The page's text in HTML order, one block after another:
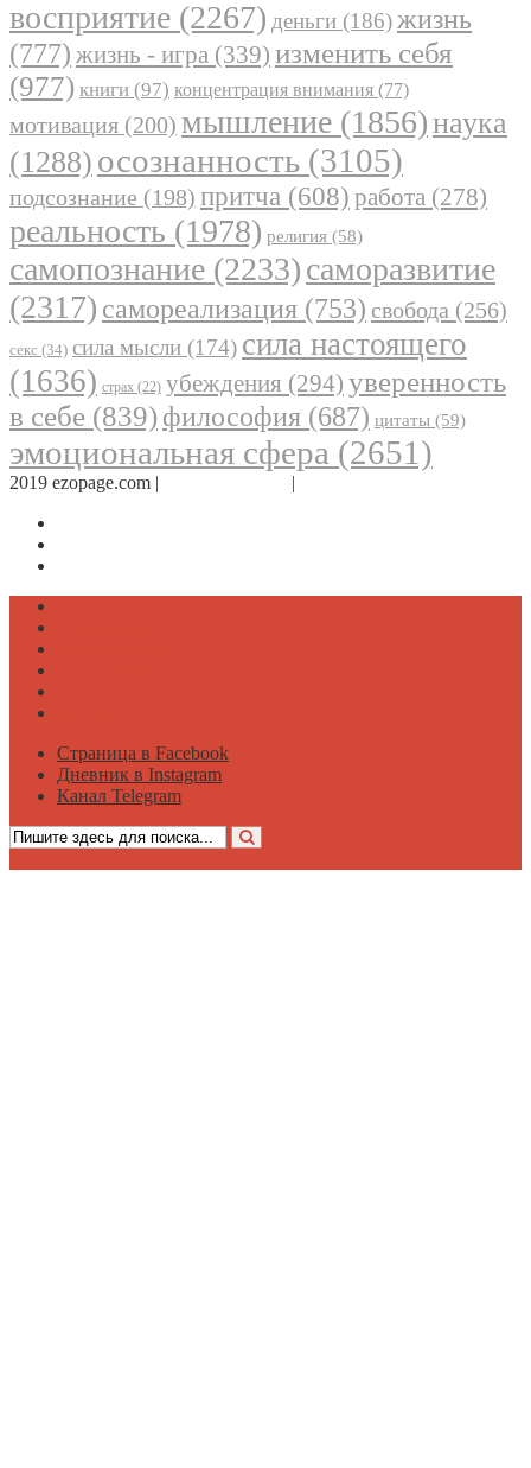
восприятие (2267) деньги (186)жизнь
(777) жизнь - игра (339) изменить себя
(977) книги (97) концентрация внимания (77)
мотивация (200) мышление (1856)наука
(1288) осознанность (3105)
подсознание (198) притча (608) работа (278)
реальность (1978) религия (58)
самопознание (2233)саморазвитие
(2317) самореализация (753) свобода (256)
секс (34) сила мысли (174) сила настоящего
(1636) страх (22) убеждения (294) уверенность
в себе (839) философия (687) цитаты (59)
эмоциональная сфера (2651)
2019 ezopage.com | |
Страница в Facebook
Дневник в Instagram
Канал Telegram